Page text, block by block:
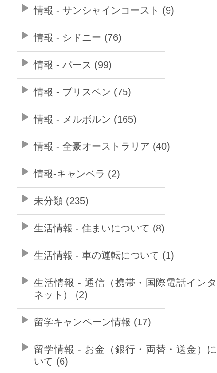
情報 - サンシャインコースト (9)
情報 - シドニー (76)
情報 - パース (99)
情報 - ブリスベン (75)
情報 - メルボルン (165)
情報 - 全豪オーストラリア (40)
情報-キャンベラ (2)
未分類 (235)
生活情報 - 住まいについて (8)
生活情報 - 車の運転について (1)
生活情報 - 通信（携帯・国際電話イン
ネット） (2)
留学キャンペーン情報 (17)
留学情報 - お金（銀行・両替・送金）
いて (6)